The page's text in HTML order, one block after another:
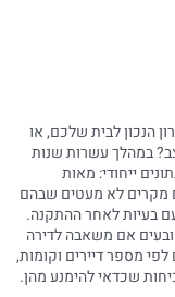
הנכון לבית שלכם, או
במהלך עשרות שנות
ייחודי: מאות
מקרים לא מעטים שבהם
בעיות לאחר ההתקנה.
אם משאבה לדירה
מספר דיירים וקומות,
שכדאי להימנע מהן.